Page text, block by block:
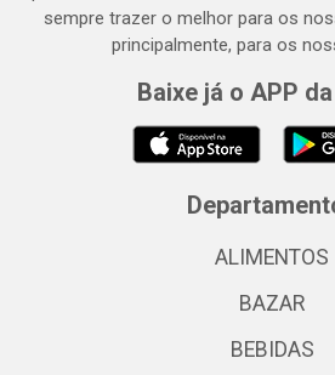
sempre trazer o melhor para os
principalmente, para os
Baixe já o APP
ALIMENTOS
BAZAR
BEBIDAS